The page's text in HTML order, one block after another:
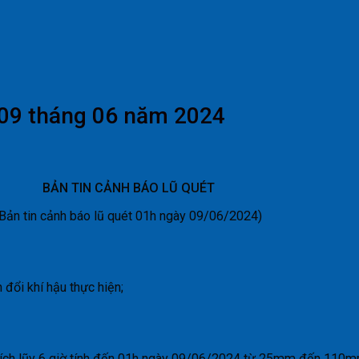
tháng 06 năm 2024
BẢN TIN CẢNH BÁO LŨ QUÉT
tin cảnh báo lũ quét 01h ngày 09/06/2024)
đổi khí hậu thực hiện;